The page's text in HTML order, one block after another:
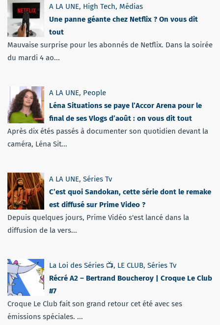
A LA UNE, High Tech, Médias
Une panne géante chez Netflix ? On vous dit
tout
Mauvaise surprise pour les abonnés de Netflix. Dans la soirée
du mardi 4 ao...
A LA UNE, People
Léna Situations se paye l’Accor Arena pour le
final de ses Vlogs d’août : on vous dit tout
Après dix étés passés à documenter son quotidien devant la
caméra, Léna Sit...
A LA UNE, Séries Tv
C’est quoi Sandokan, cette série dont le remake
est diffusé sur Prime Video ?
Depuis quelques jours, Prime Vidéo s'est lancé dans la
diffusion de la vers...
La Loi des Séries 📺, LE CLUB, Séries Tv
Récré A2 – Bertrand Boucheroy | Croque Le Club
#7
Croque Le Club fait son grand retour cet été avec ses
émissions spéciales. ...